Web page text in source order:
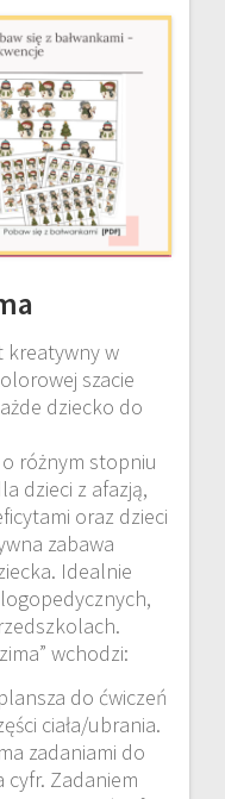
kreatywny w
szacie
dziecko do
różnym stopniu
dzieci z afazją,
oraz dzieci
zabawa
Idealnie
wchodzi:
do ćwiczeń
ciała/ubrania.
zadaniami do
cyfr. Zadaniem